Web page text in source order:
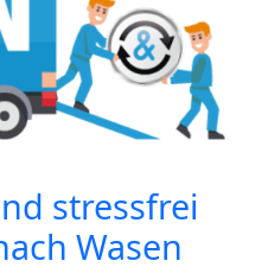
stressfrei
Wasen